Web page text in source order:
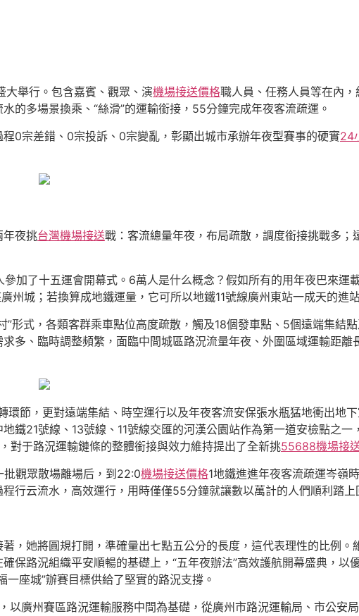
大舉行。包含嘉賓、觀眾、演機場接送價格職人員、任務人員等在內
的多場景換乘、“絲滑”的運輸銜接，55分鐘完成年夜客流疏運。
0宗差錯、0宗投訴、0宗變亂，彰顯出城市承辦年夜型賽事的硬實24
年夜挑台灣機場接送戰：客流總量年夜，布局疏散，調度銜接挑戰多；
加了十五運會開幕式。6萬人是什么概念？假如所有的用年夜巴來運
城；若換算成地鐵運量，它可所以地鐵11號線廣州東站一成天的進
”形式，各類客群乘車點位高度疏散，觸及18個發車點、5個遠端集結
多、臨時調整頻繁，面臨中間城區路況流量年夜、外圍區域運輸距離
節，更對遠端集結、時空運行以及年夜客流安保張水瓶猛地衝出地
鐵21號線、13號線、11號線交匯的河漢公園站作為第一道安檢點之一
對于路況運輸鏈條的整體銜接與效力維持提出了全新挑55688機場接
批觀眾散場離場后，到22:0機場接送價格1地鐵進進年夜客流疏運岑嶺
行云流水，高效運行，用時僅僅55分鐘就讓數以萬計的人們順利踏上
，她將圓規打開，準確量出七點五公分的長度，這代表理性的比例。
保路況組織平安順暢的基礎上，“五年夜辦法”高效護航開幕盛典，以
一座城”辦賽目標供給了堅實的路況支撐。
以廣州賽區路況運輸服務中間為基礎，從廣州市路況運輸局、市公安